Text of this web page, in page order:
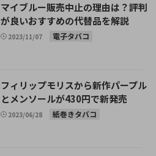
マイブルー販売中止の理由は？評判
が良いおすすめの代替品を解説
2023/11/07 電子タバコ
フィリップモリスから新作パープル
とメンソールが430円で新発売
2023/06/28 紙巻きタバコ